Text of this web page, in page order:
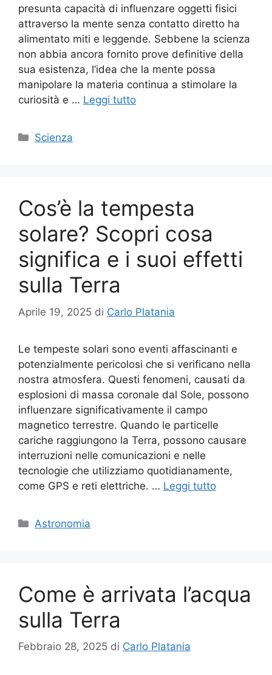
presunta capacità di influenzare oggetti fisici
attraverso la mente senza contatto diretto ha
alimentato miti e leggende. Sebbene la scienza
non abbia ancora fornito prove definitive della
sua esistenza, l’idea che la mente possa
manipolare la materia continua a stimolare la
curiosità e … Leggi tutto
Categorie
Scienza
Cos’è la tempesta
solare? Scopri cosa
significa e i suoi effetti
sulla Terra
Aprile 19, 2025 di Carlo Platania
Le tempeste solari sono eventi affascinanti e
potenzialmente pericolosi che si verificano nella
nostra atmosfera. Questi fenomeni, causati da
esplosioni di massa coronale dal Sole, possono
influenzare significativamente il campo
magnetico terrestre. Quando le particelle
cariche raggiungono la Terra, possono causare
interruzioni nelle comunicazioni e nelle
tecnologie che utilizziamo quotidianamente,
come GPS e reti elettriche. … Leggi tutto
Categorie
Astronomia
Come è arrivata l’acqua
sulla Terra
Febbraio 28, 2025 di Carlo Platania